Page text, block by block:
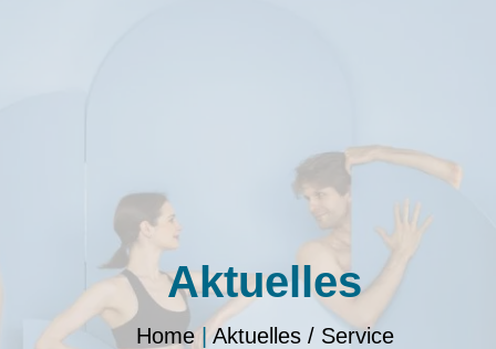
Aktuelles
Home| Aktuelles / Service